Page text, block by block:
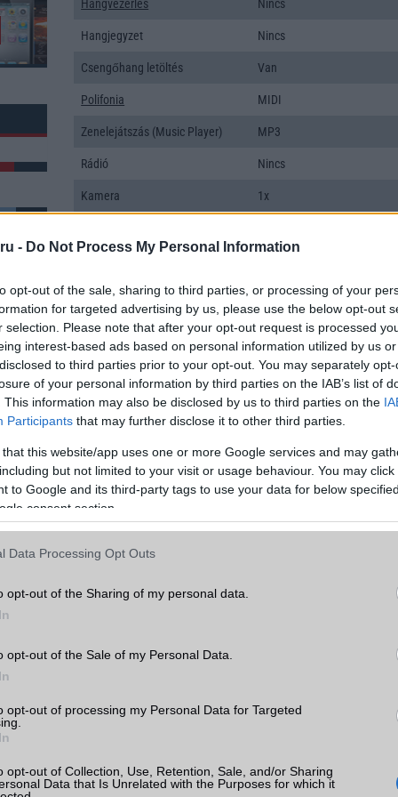
- Do Not Process My Personal Information
opt-out of the sale, sharing to third parties, or processing of your
for targeted advertising by us, please use the below opt-out
selection. Please note that after your opt-out request is processed
interest-based ads based on personal information utilized by us
to third parties prior to your opt-out. You may separately
of your personal information by third parties on the IAB’s list of
This information may also be disclosed by us to third parties on the
Participants that may further disclose it to other third parties.
that this website/app uses one or more Google services and may
but not limited to your visit or usage behaviour. You may
to Google and its third-party tags to use your data for below
consent section.
Data Processing Opt Outs
opt-out of the Sharing of my personal data.
opt-out of the Sale of my Personal Data.
opt-out of processing my Personal Data for Targeted
opt-out of Collection, Use, Retention, Sale, and/or Sharing
Data that Is Unrelated with the Purposes for which it
9
Hangvezérlés Nincs
Hangjegyzet Nincs
Csengőhang letöltés Van
Polifonia MIDI
Zenelejátszás (Music Player) MP3
Rádió Nincs
Kamera 1x
kamera esetén)
MEMÓRIA ÉS TÁRHELY
Telefonkönyv db 4000
Min. memória 48 MB
Min. háttértár 128 MB
ADATCSERE
GPRS
Bluetooth Nincs
Wi-Fi (alap)g/b Nincs